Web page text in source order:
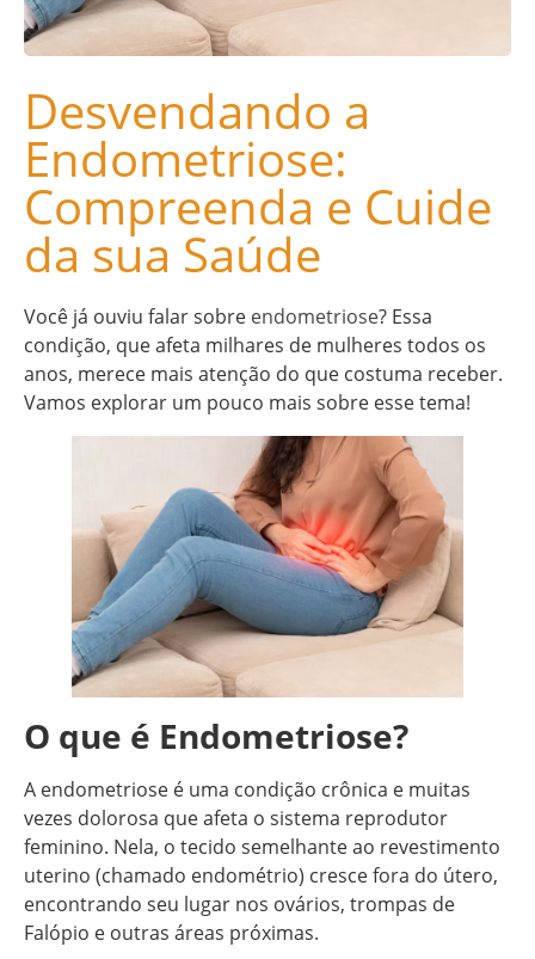
Desvendando a
Endometriose:
Compreenda e Cuide
da sua Saúde
Você já ouviu falar sobre endometriose? Essa
condição, que afeta milhares de mulheres todos os
anos, merece mais atenção do que costuma receber.
Vamos explorar um pouco mais sobre esse tema!
O que é Endometriose?
A endometriose é uma condição crônica e muitas
vezes dolorosa que afeta o sistema reprodutor
feminino. Nela, o tecido semelhante ao revestimento
uterino (chamado endométrio) cresce fora do útero,
encontrando seu lugar nos ovários, trompas de
Falópio e outras áreas próximas.